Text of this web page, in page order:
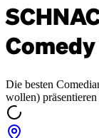
Die besten
wollen)